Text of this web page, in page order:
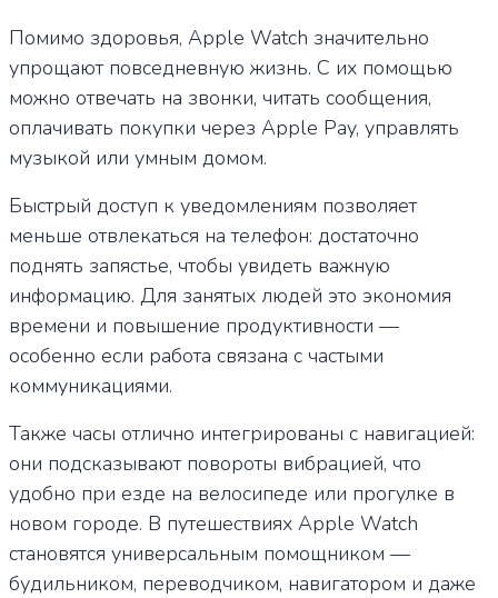
Помимо здоровья, Apple Watch значительно
упрощают повседневную жизнь. С их помощью
можно отвечать на звонки, читать сообщения,
оплачивать покупки через Apple Pay, управлять
музыкой или умным домом.
Быстрый доступ к уведомлениям позволяет
меньше отвлекаться на телефон: достаточно
поднять запястье, чтобы увидеть важную
информацию. Для занятых людей это экономия
времени и повышение продуктивности —
особенно если работа связана с частыми
коммуникациями.
Также часы отлично интегрированы с навигацией:
они подсказывают повороты вибрацией, что
удобно при езде на велосипеде или прогулке в
новом городе. В путешествиях Apple Watch
становятся универсальным помощником —
будильником, переводчиком, навигатором и даже